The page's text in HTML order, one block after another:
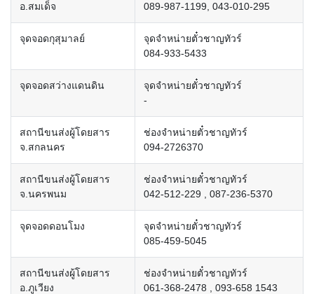
อ.สมเด็จ
089-987-1199, 043-010-295
จุดจอดกุสุมาลย์
จุดจำหน่ายตั๋วชาญทัวร์
084-933-5433
จุดจอดสว่างแดนดิน
จุดจำหน่ายตั๋วชาญทัวร์
-
สถานีขนส่งผู้โดยสาร
จ.สกลนคร
ช่องจำหน่ายตั๋วชาญทัวร์
094-2726370
สถานีขนส่งผู้โดยสาร
จ.นครพนม
ช่องจำหน่ายตั๋วชาญทัวร์
042-512-229 , 087-236-5370
จุดจอดดอนโมง
จุดจำหน่ายตั๋วชาญทัวร์
085-459-5045
สถานีขนส่งผู้โดยสาร
อ.ภูเวียง
ช่องจำหน่ายตั๋วชาญทัวร์
061-368-2478 , 093-658 1543